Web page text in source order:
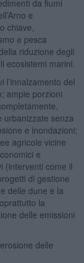
da fiumi
e
chiave,
e pesca
riduzione degli
ecosistemi marini.
l’innalzamento del
ampie porzioni
urbanizzate senza
e inondazioni;
agricole vicine
e
(interventi come il
di gestione
delle dune e la
la
delle emissioni
delle